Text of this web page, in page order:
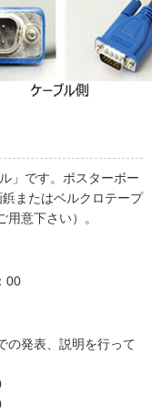
」です。ポスターボー
またはベルクロテープ
意下さい）。
00
の発表、説明を行って